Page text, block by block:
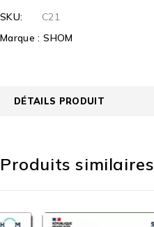
SKU:
C21
Marque :SHOM
DÉTAILS PRODUIT
Produits similaires